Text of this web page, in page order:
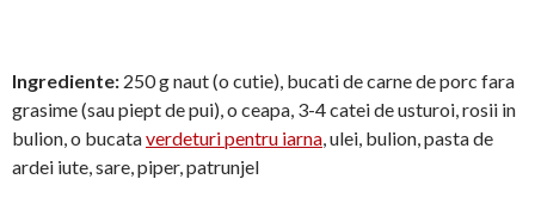
Ingrediente: 250 g naut (o cutie), bucati de carne de porc fara
grasime (sau piept de pui), o ceapa, 3-4 catei de usturoi, rosii in
bulion, o bucataverdeturi pentru iarna, ulei, bulion, pasta de
ardei iute, sare, piper, patrunjel